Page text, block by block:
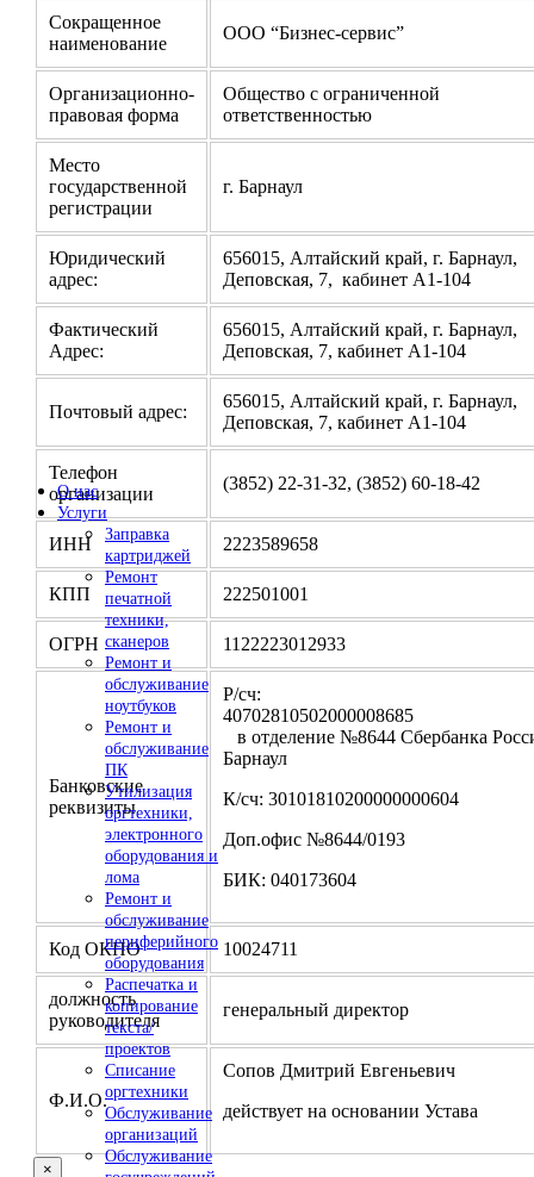
О нас
Услуги
Заправка
картриджей
Ремонт
печатной
техники,
сканеров
Ремонт и
обслуживание
ноутбуков
Ремонт и
обслуживание
ПК
Утилизация
оргтехники,
электронного
оборудования и
лома
Ремонт и
обслуживание
периферийного
оборудования
Распечатка и
копирование
текста/
проектов
Списание
оргтехники
Обслуживание
организаций
Обслуживание
Сокращенное
наименование
ООО “Бизнес-сервис”
Организационно-
правовая форма
Общество с ограниченной
ответственностью
Место
государственной
регистрации
г. Барнаул
Юридический
адрес:
656015, Алтайский край, г. Барнаул,
Деповская, 7, кабинет А1-104
Фактический
Адрес:
656015, Алтайский край, г. Барнаул,
Деповская, 7, кабинет А1-104
Почтовый адрес:
656015, Алтайский край, г. Барнаул,
Деповская, 7, кабинет А1-104
Телефон
организации
(3852) 22-31-32, (3852) 60-18-42
ИНН 2223589658
КПП 222501001
ОГРН 1122223012933
Банковские
реквизиты
Р/сч:
в отделение №8644 Сбербанка
Барнаул
К/сч: 30101810200000000604
Доп.офис №8644/0193
БИК: 040173604
Код ОКПО 10024711
должность
руководителя
генеральный директор
Ф.И.О.
Сопов Дмитрий Евгеньевич
действует на основании Устава
×